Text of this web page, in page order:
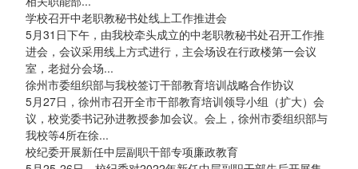
学校召开中老职教秘书处线上工作推进会
5月31日下午，由我校牵头成立的中老职教秘书处召开工作推
进会，会议采用线上方式进行，主会场设在行政楼第一会议
室，老挝分会场...
徐州市委组织部与我校签订干部教育培训战略合作协议
5月27日，徐州市召开全市干部教育培训领导小组（扩大）会
议，校党委书记孙进教授参加会议。会上，徐州市委组织部与
我校等4所在徐...
校纪委开展新任中层副职干部专项廉政教育